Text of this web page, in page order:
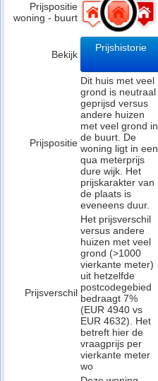
Prijspositie
woning - buurt
Bekijk
Prijshistorie
Prijspositie
Dit huis met veel
grond is neutraal
geprijsd versus
andere huizen
met veel grond in
de buurt. De
woning ligt in een
qua meterprijs
dure wijk. Het
prijskarakter van
de plaats is
eveneens duur.
Prijsverschil
Het prijsverschil
versus andere
huizen met veel
grond (>1000
vierkante meter)
uit hetzelfde
postcodegebied
bedraagt 7%
(EUR 4940 vs
EUR 4632). Het
betreft hier de
vraagprijs per
vierkante meter
wo